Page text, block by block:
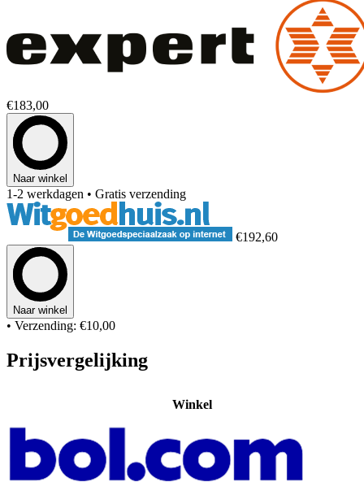
€183,00
Naar winkel
1-2 werkdagen • Gratis verzending
€192,60
Naar winkel
• Verzending: €10,00
Prijsvergelijking
Winkel